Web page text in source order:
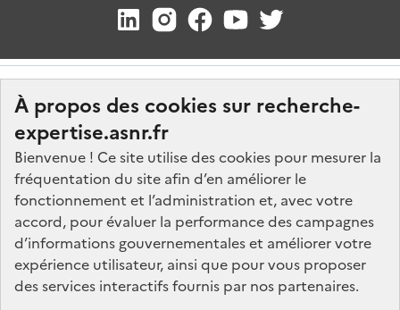
À propos des cookies sur recherche-
expertise.asnr.fr
Bienvenue ! Ce site utilise des cookies pour mesurer la
fréquentation du site afin d’en améliorer le
fonctionnement et l’administration et, avec votre
accord, pour évaluer la performance des campagnes
d’informations gouvernementales et améliorer votre
expérience utilisateur, ainsi que pour vous proposer
des services interactifs fournis par nos partenaires.
Nos marchés
Nos offres d'emploi
FAQ
Glossaire